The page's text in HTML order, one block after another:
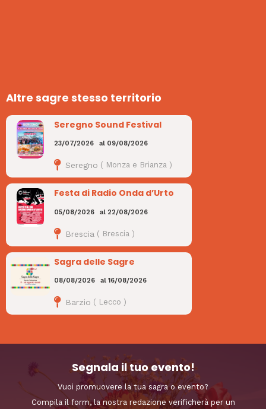
Altre sagre stesso territorio
Seregno Sound Festival
23/07/2026 al 09/08/2026
Seregno ( Monza e Brianza)
Festa di Radio Onda d’Urto
05/08/2026 al 22/08/2026
Brescia ( Brescia )
Sagra delle Sagre
08/08/2026 al 16/08/2026
Barzio ( Lecco )
Segnala il tuo evento!
Vuoi promuovere la tua sagra o evento?
Compila il form, la nostra redazione verificherà per un